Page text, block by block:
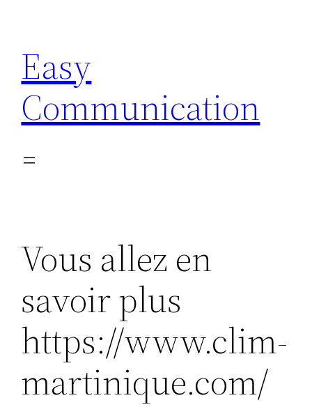
contenu
Easy
Communication
Vous allez en
savoir plus
https://www.clim-
martinique.com/